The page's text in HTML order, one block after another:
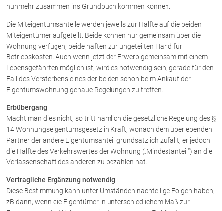
Download
Anwälte
Dr. Stefan Müller
Dr. Roland Piccolruaz †
Mag. Raphaela Klotz
Rechtsnews
Publikationen
nunmehr zusammen ins Grundbuch kommen können.
Die Miteigentumsanteile werden jeweils zur Hälfte auf die beiden
Miteigentümer aufgeteilt. Beide können nur gemeinsam über die
Wohnung verfügen, beide haften zur ungeteilten Hand für
Betriebskosten. Auch wenn jetzt der Erwerb gemeinsam mit einem
Lebensgefährten möglich ist, wird es notwendig sein, gerade für den
Fall des Versterbens eines der beiden schon beim Ankauf der
Eigentumswohnung genaue Regelungen zu treffen.
Erbübergang
Macht man dies nicht, so tritt nämlich die gesetzliche Regelung des §
14 Wohnungseigentumsgesetz in Kraft, wonach dem überlebenden
Partner der andere Eigentumsanteil grundsätzlich zufällt, er jedoch
die Hälfte des Verkehrswertes der Wohnung („Mindestanteil“) an die
Verlassenschaft des anderen zu bezahlen hat.
Vertragliche Ergänzung notwendig
Diese Bestimmung kann unter Umständen nachteilige Folgen haben,
zB dann, wenn die Eigentümer in unterschiedlichem Maß zur